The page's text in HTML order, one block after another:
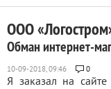
ООО
Обман интернет-
0
Я заказал на